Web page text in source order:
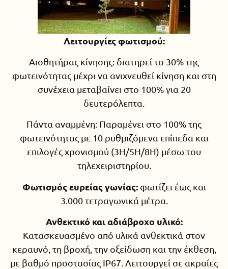
Λειτουργίες φωτισμού:
Αισθητήρας κίνησης: διατηρεί το 30% της
φωτεινότητας μέχρι να ανιχνευθεί κίνηση και στη
συνέχεια μεταβαίνει στο 100% για 20
δευτερόλεπτα.
Πάντα αναμμένη: Παραμένει στο 100% της
φωτεινότητας με 10 ρυθμιζόμενα επίπεδα και
επιλογές χρονισμού (3H/5H/8H) μέσω του
τηλεχειριστηρίου.
Φωτισμός ευρείας γωνίας:φωτίζει έως και
3.000 τετραγωνικά μέτρα.
Ανθεκτικό και αδιάβροχο υλικό:
Κατασκευασμένο από υλικά ανθεκτικά στον
κεραυνό, τη βροχή, την οξείδωση και την έκθεση,
με βαθμό προστασίας IP67. Λειτουργεί σε ακραίες